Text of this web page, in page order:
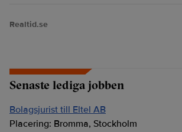
Realtid.se
Senaste lediga jobben
Bolagsjurist till Eltel AB
Placering: Bromma, Stockholm